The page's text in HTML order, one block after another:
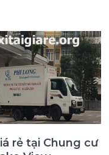
rẻ tại Chung cư